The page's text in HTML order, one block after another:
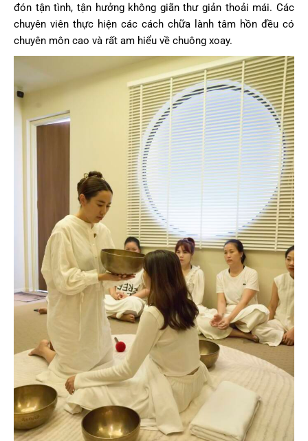
đón tận tình, tận hưởng không giãn thư giản thoải mái. Các
chuyên viên thực hiện các cách chữa lành tâm hồn đều có
chuyên môn cao và rất am hiểu về chuông xoay.